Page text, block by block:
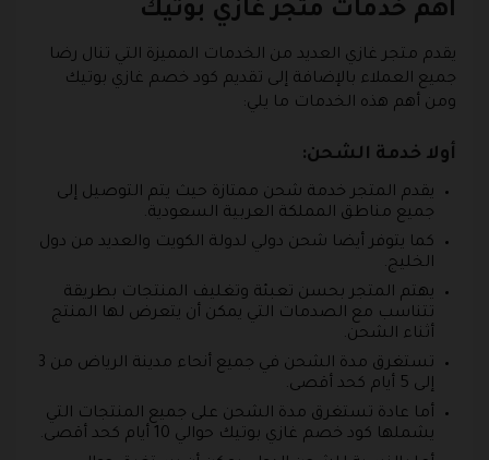
أهم خدمات متجر غازي بوتيك
يقدم متجر غازي العديد من الخدمات المميزة التي تنال رضا
جميع العملاء بالإضافة إلى تقديم كود خصم غازي بوتيك
ومن أهم هذه الخدمات ما يلي:
أولا خدمة الشحن:
يقدم المتجر خدمة شحن ممتازة حيث يتم التوصيل إلى
جميع مناطق المملكة العربية السعودية.
كما يتوفر أيضا شحن دولي لدولة الكويت والعديد من دول
الخليج.
يهتم المتجر بحسن تعبئة وتغليف المنتجات بطريقة
تتناسب مع الصدمات التي يمكن أن يتعرض لها المنتج
أثناء الشحن.
تستغرق مدة الشحن في جميع أنحاء مدينة الرياض من 3
إلى 5 أيام كحد أقصى.
أما عادة تستغرق مدة الشحن على جميع المنتجات التي
يشملها كود خصم غازي بوتيك حوالي 10 أيام كحد أقصى.